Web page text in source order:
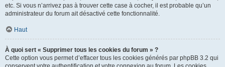
etc. Si vous n’arrivez pas à trouver cette case à cocher, il est probable qu’un
administrateur du forum ait désactivé cette fonctionnalité.
Haut
À quoi sert « Supprimer tous les cookies du forum » ?
Cette option vous permet d’effacer tous les cookies générés par phpBB 3.2 qui